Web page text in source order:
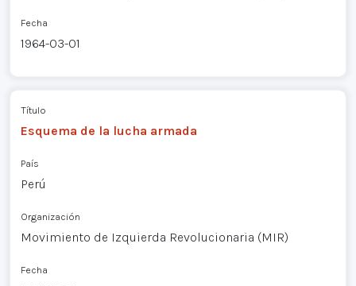
Fecha
1964-03-01
Título
Esquema de la lucha armada
País
Perú
Organización
Movimiento de Izquierda Revolucionaria (MIR)
Fecha